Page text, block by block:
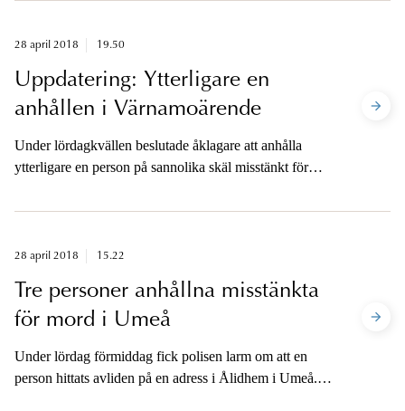
28 april 2018 19.50
Uppdatering: Ytterligare en
anhållen i Värnamoärende
Under lördagkvällen beslutade åklagare att anhålla
ytterligare en person på sannolika skäl misstänkt för
i går.
28 april 2018 15.22
Tre personer anhållna misstänkta
för mord i Umeå
Under lördag förmiddag fick polisen larm om att en
person hittats avliden på en adress i Ålidhem i Umeå.